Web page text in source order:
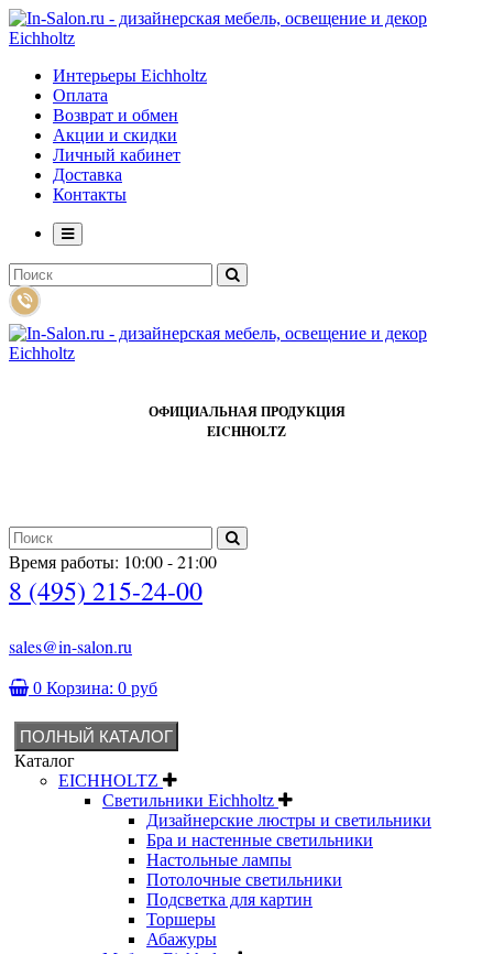
Интерьеры Eichholtz
Оплата
Возврат и обмен
Акции и скидки
Личный кабинет
Доставка
Контакты
ОФИЦИАЛЬНАЯ ПРОДУКЦИЯ
EICHHOLTZ
Время работы: 10:00 - 21:00
8 (495) 215-24-00
sales@in-salon.ru
0 Корзина: 0 руб
ПОЛНЫЙ КАТАЛОГ
Каталог
EICHHOLTZ
Светильники Eichholtz
Дизайнерские люстры и светильники
Бра и настенные светильники
Настольные лампы
Потолочные светильники
Подсветка для картин
Торшеры
Абажуры